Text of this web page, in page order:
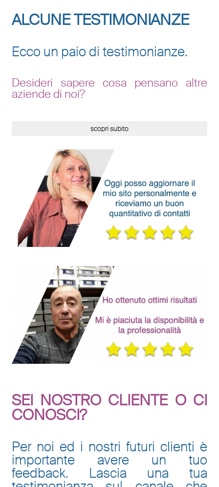
ALCUNE TESTIMONIANZE
Ecco un paio di testimonianze.
Desideri sapere cosa pensano altre
aziende di noi?
scopri subito
SEI NOSTRO CLIENTE O CI
CONOSCI?
Per noi ed i nostri futuri clienti è
importante avere un tuo
feedback. Lascia una tua